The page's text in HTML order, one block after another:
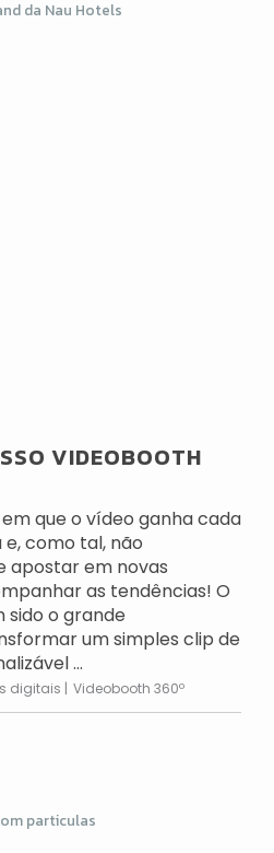
VIDEOBOOTH
que o vídeo ganha cada
como tal, não
apostar em novas
as tendências! O
sido o grande
um simples clip de
...
digitais Videobooth 360º